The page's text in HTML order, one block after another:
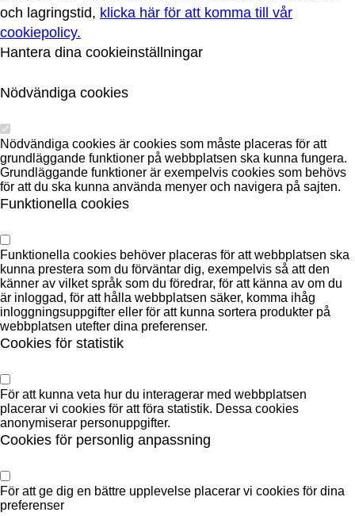
och lagringstid, klicka här för att komma till vår
cookiepolicy.
Hantera dina cookieinställningar
Nödvändiga cookies
Nödvändiga cookies är cookies som måste placeras för att
grundläggande funktioner på webbplatsen ska kunna fungera.
Grundläggande funktioner är exempelvis cookies som behövs
för att du ska kunna använda menyer och navigera på sajten.
Funktionella cookies
Funktionella cookies behöver placeras för att webbplatsen ska
kunna prestera som du förväntar dig, exempelvis så att den
känner av vilket språk som du föredrar, för att känna av om du
är inloggad, för att hålla webbplatsen säker, komma ihåg
inloggningsuppgifter eller för att kunna sortera produkter på
webbplatsen utefter dina preferenser.
Cookies för statistik
För att kunna veta hur du interagerar med webbplatsen
placerar vi cookies för att föra statistik. Dessa cookies
anonymiserar personuppgifter.
Cookies för personlig anpassning
För att ge dig en bättre upplevelse placerar vi cookies för dina
preferenser